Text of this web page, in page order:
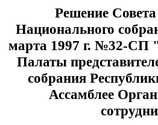
Решение
Национального
марта 1997 г. №32-СП
Палаты
собрания
Ассамблее